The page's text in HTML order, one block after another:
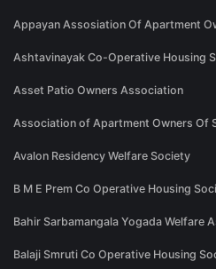
Appayan Assosiation Of Apartment
Ashtavinayak Co-Operative Housing
Asset Patio Owners Association
Association of Apartment Owners Of
Avalon Residency Welfare Society
B M E Prem Co Operative Housing
Bahir Sarbamangala Yogada Welfare
Balaji Smruti Co Operative Housing